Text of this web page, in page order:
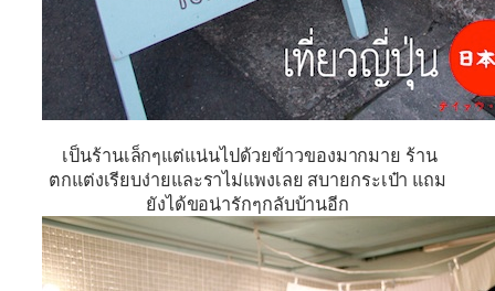
เป็นร้านเล็กๆแต่แน่นไปด้วยข้าวของมากมาย ร้าน
ตกแต่งเรียบง่ายและราไม่แพงเลย สบายกระเป๋า แถม
ยังได้ขอน่ารักๆกลับบ้านอีก